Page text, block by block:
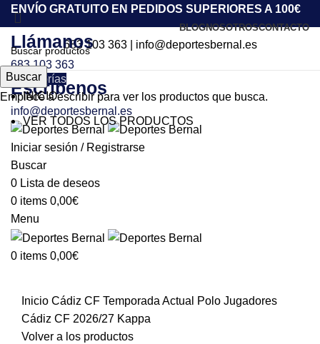
ENVÍO GRATUITO EN PEDIDOS SUPERIORES A 100€
BLOGNOSOTROSCONTACTO
683 103 363| info@deportesbernal.es
Llámanos
683 103 363
Escríbenos
info@deportesbernal.es
Iniciar sesión / Registrarse
Buscar
0 Lista de deseos
0 items 0,00€
Menu
0 items 0,00€
Categorías
INICIO
VER TODOS LOS PRODUCTOS
Inicio Cádiz CF Temporada Actual
Polo Jugadores
Cádiz CF 2026/27 Kappa
Volver a los productos
Buscar
Empiece a escribir para ver los productos que busca.